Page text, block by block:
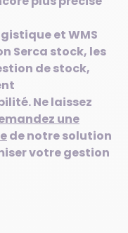
et WMS
Serca stock, les
de stock,
Ne laissez
une
de notre solution
votre gestion